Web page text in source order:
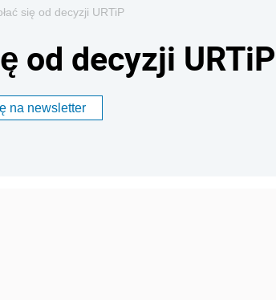
się od decyzji URTiP
od decyzji URTiP
na newsletter